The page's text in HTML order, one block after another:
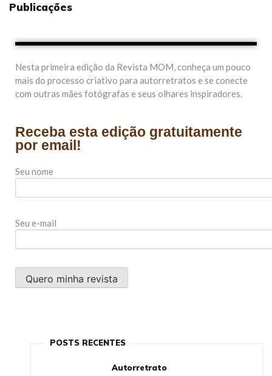
Publicações
Nesta primeira edição da Revista MOM, conheça um pouco
mais do processo criativo para autorretratos e se conecte
com outras mães fotógrafas e seus olhares inspiradores.
Receba esta edição gratuitamente
por email!
Seu nome
Seu e-mail
POSTS RECENTES
Autorretrato